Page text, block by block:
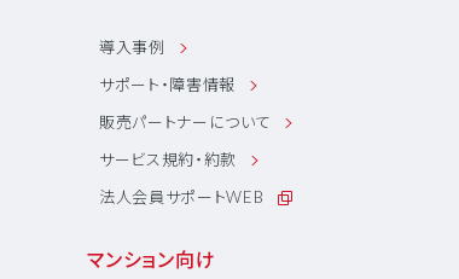
導入事例
サポート・障害情報
販売パートナーについて
サービス規約・約款
法人会員サポートWEB
マンション向け